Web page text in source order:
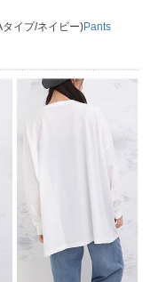
イプ/ネイビー)Pants